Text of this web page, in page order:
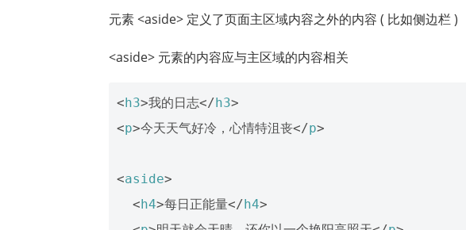
元素 <aside> 定义了页面主区域内容之外的内容 ( 比如侧边栏 )
<aside> 元素的内容应与主区域的内容相关
<h3>我的日志</h3>
<p>今天天气好冷，心情特沮丧</p>
<aside>
<h4>每日正能量</h4>